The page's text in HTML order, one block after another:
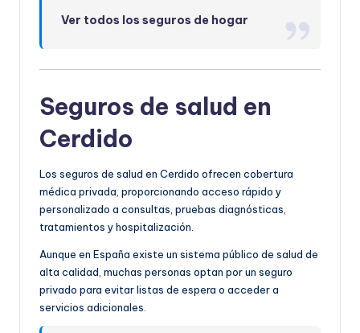
Ver todos los seguros de hogar
Seguros de salud en
Cerdido
Los seguros de salud en Cerdido ofrecen cobertura
médica privada, proporcionando acceso rápido y
personalizado a consultas, pruebas diagnósticas,
tratamientos y hospitalización.
Aunque en España existe un sistema público de salud de
alta calidad, muchas personas optan por un seguro
privado para evitar listas de espera o acceder a
servicios adicionales.